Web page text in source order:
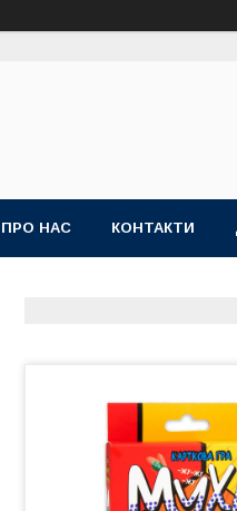
ПРО НАС КОНТАКТИ